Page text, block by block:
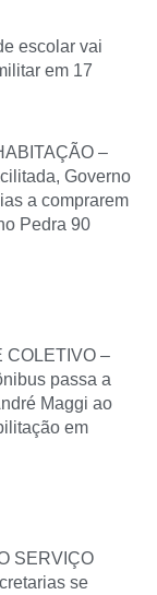
escolar vai
em 17
–
Governo
a comprarem
Pedra 90
COLETIVO –
passa a
Maggi ao
em
SERVIÇO
se